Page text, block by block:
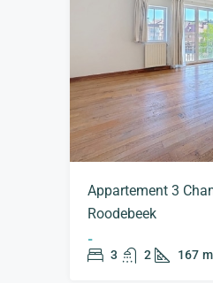
Appartement 3
Roodebeek
-
3 2 167